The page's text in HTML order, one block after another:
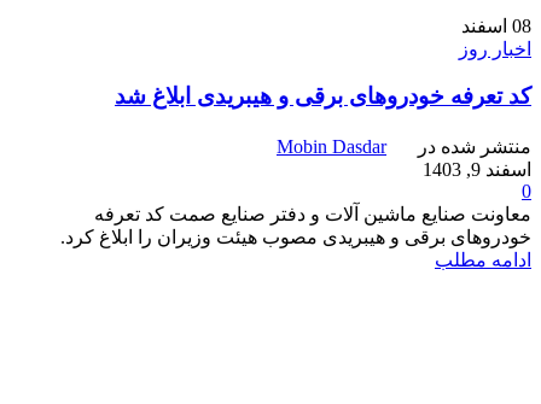
08 اسفند
اخبار روز
کد تعرفه خودروهای برقی و هیبریدی ابلاغ شد
منتشر شده در
Mobin Dasdar
اسفند 9, 1403
0
معاونت صنایع ماشین آلات و دفتر صنایع صمت کد تعرفه
خودروهای برقی و هیبریدی مصوب هیئت وزیران را ابلاغ کرد.
ادامه مطلب